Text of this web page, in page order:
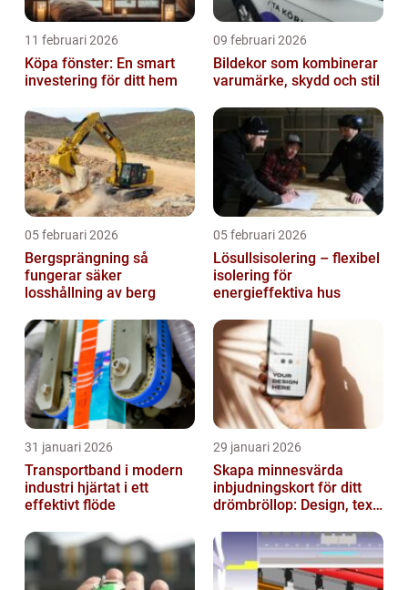
11 februari 2026
Köpa fönster: En smart
investering för ditt hem
09 februari 2026
Bildekor som kombinerar
varumärke, skydd och stil
05 februari 2026
Bergsprängning så
fungerar säker
losshållning av berg
05 februari 2026
Lösullsisolering – flexibel
isolering för
energieffektiva hus
31 januari 2026
Transportband i modern
industri hjärtat i ett
effektivt flöde
29 januari 2026
Skapa minnesvärda
inbjudningskort för ditt
drömbröllop: Design, text